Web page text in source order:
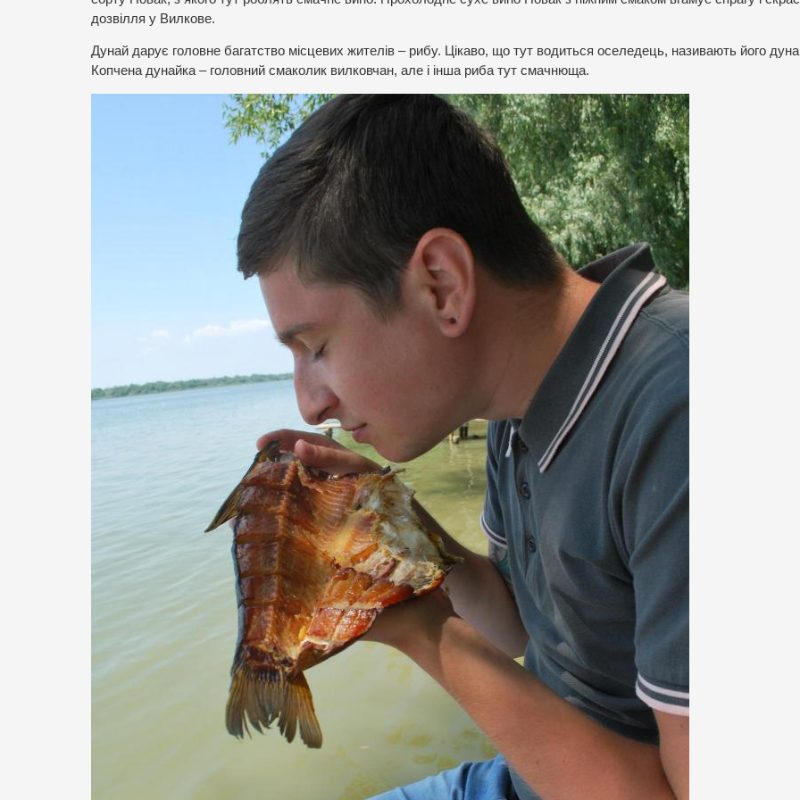
дозвілля у Вилкове.
Дунай дарує головне багатство місцевих жителів – рибу. Цікаво, що тут водиться оселедець, називають його
Копчена дунайка – головний смаколик вилковчан, але і інша риба тут смачнюща.